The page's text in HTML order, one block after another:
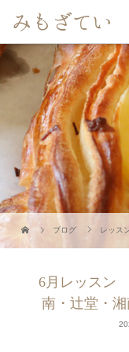
ブログ レッス
6月レッスン
南・辻堂・